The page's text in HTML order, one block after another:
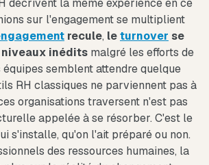
décrivent la même expérience en ce
sur l'engagement se multiplient
recule, leturnover se
inédits malgré les efforts de
semblent attendre quelque
RH classiques ne parviennent pas à
organisations traversent n'est pas
appelée à se résorber. C'est le
s'installe, qu'on l'ait préparé ou non.
des ressources humaines, la